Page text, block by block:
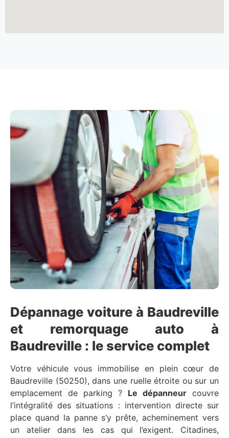
Dépannage voiture à Baudreville
et remorquage auto à
Baudreville : le service complet
Votre véhicule vous immobilise en plein cœur de
Baudreville (50250), dans une ruelle étroite ou sur un
emplacement de parking ? Le dépanneur couvre
l’intégralité des situations : intervention directe sur
place quand la panne s’y prête, acheminement vers
un atelier dans les cas qui l’exigent. Citadines,